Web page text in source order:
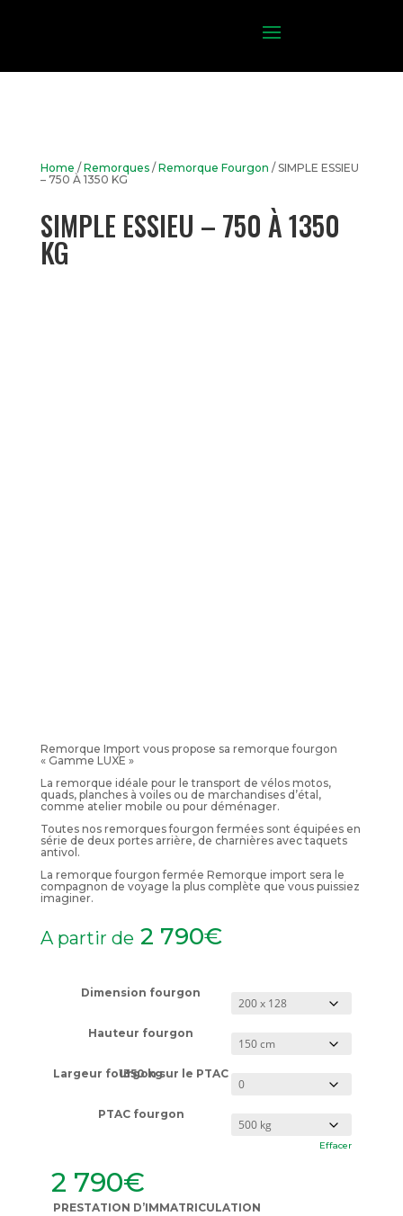
Home / Remorques/ Remorque Fourgon / SIMPLE ESSIEU
– 750 À 1350 KG
SIMPLE ESSIEU – 750 À 1350
KG
Remorque Import vous propose sa remorque fourgon
« Gamme LUXE »
La remorque idéale pour le transport de vélos motos,
quads, planches à voiles ou de marchandises d’étal,
comme atelier mobile ou pour déménager.
Toutes nos remorques fourgon fermées sont équipées en
série de deux portes arrière, de charnières avec taquets
antivol.
La remorque fourgon fermée Remorque import sera le
compagnon de voyage la plus complète que vous puissiez
imaginer.
A partir de 2 790€
Dimension fourgon
Hauteur fourgon
Largeur fourgon sur le PTAC 1350 kg
PTAC fourgon
Effacer
2 790€
PRESTATION D’IMMATRICULATION